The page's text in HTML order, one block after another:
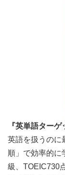
『英単語ターゲ
英語を扱うのに
順」で効率的に
級、TOEIC730